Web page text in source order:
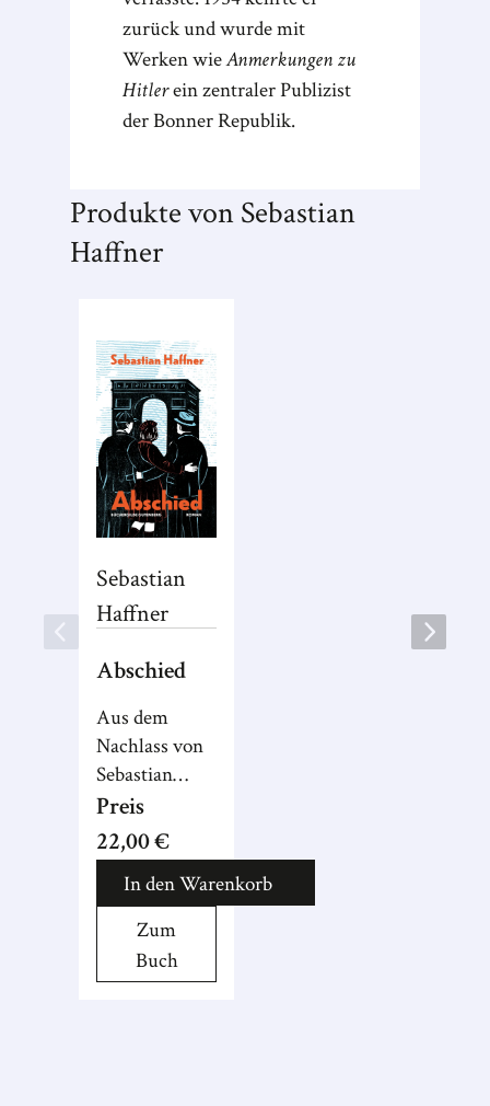
zurück und wurde mit
Werken wieAnmerkungen zu
Hitlerein zentraler Publizist
der Bonner Republik.
Produkte von Sebastian
Haffner
Sebastian
Haffner
Abschied
Aus dem
Nachlass von
Sebastian
Haffner: Ein
tiefgreifender
Roman über
die Liebe.
Preis
22,00 €
In den Warenkorb
Zum
Buch